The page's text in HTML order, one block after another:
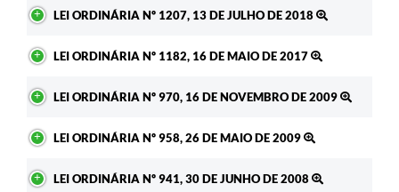
LEI ORDINÁRIA Nº 1207, 13 DE JULHO DE 2018
LEI ORDINÁRIA Nº 1182, 16 DE MAIO DE 2017
LEI ORDINÁRIA Nº 970, 16 DE NOVEMBRO DE 2009
LEI ORDINÁRIA Nº 958, 26 DE MAIO DE 2009
LEI ORDINÁRIA Nº 941, 30 DE JUNHO DE 2008